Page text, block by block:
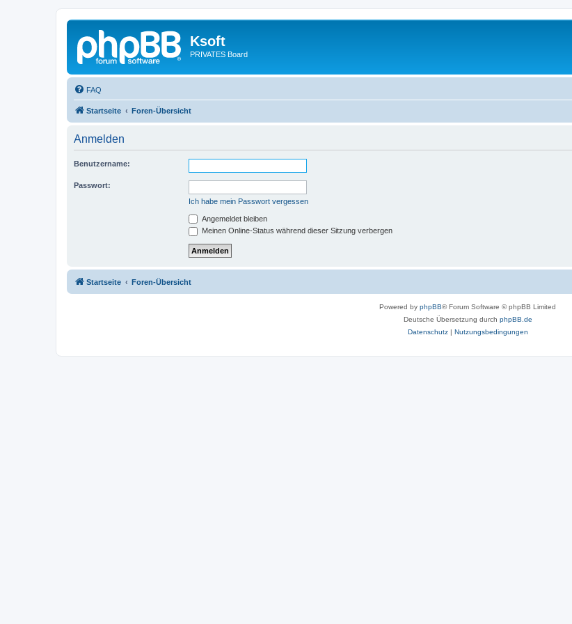
Ksoft
PRIVATES Board
FAQ
Startseite Foren-Übersicht
Anmelden
Benutzername:
Passwort:
Ich habe mein Passwort vergessen
Angemeldet bleiben
Meinen Online-Status während dieser Sitzung verbergen
Startseite Foren-Übersicht
Powered by phpBB® Forum Software © phpBB Limited
Deutsche Übersetzung durch phpBB.de
Datenschutz| Nutzungsbedingungen